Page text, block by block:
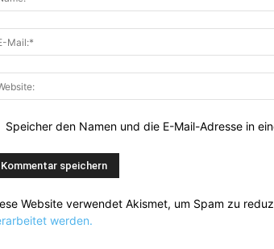
Speicher den Namen und die E-Mail-Adresse in
Website verwendet Akismet, um Spam zu
werden.